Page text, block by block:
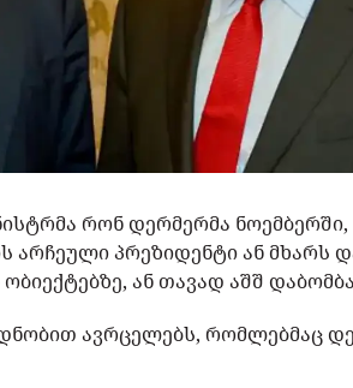
რონ დერმერმა
არჩეული პრეზიდენტი ან მხარს
ან თავად აშშ
ავრცელებს, რომლებმაც